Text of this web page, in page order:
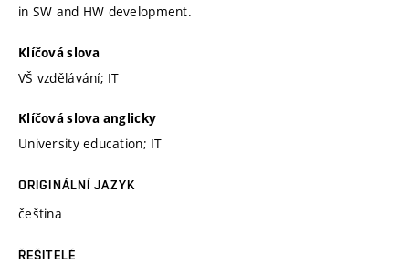
in SW and HW development.
Klíčová slova
VŠ vzdělávání; IT
Klíčová slova anglicky
University education; IT
ORIGINÁLNÍ JAZYK
čeština
ŘEŠITELÉ